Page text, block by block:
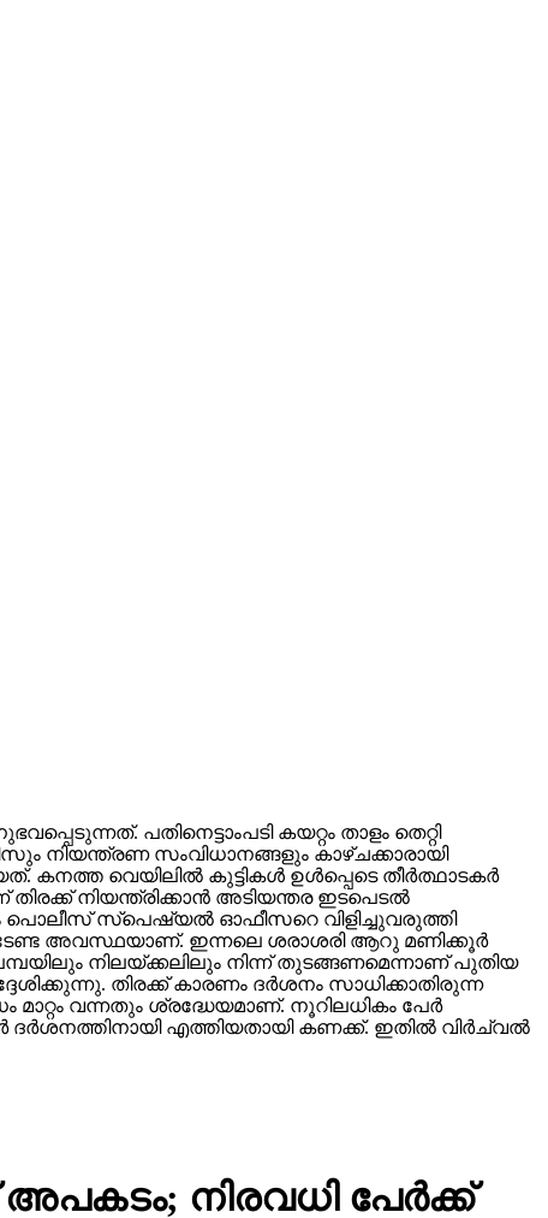
പതിനെട്ടാംപടി കയറ്റം താളം തെറ്റി
നിയന്ത്രണ സംവിധാനങ്ങളും കാഴ്ചക്കാരായി
കനത്ത വെയിലില്‍ കുട്ടികള്‍ ഉള്‍പ്പെടെ തീര്‍ത്ഥാടകര്‍
നിയന്ത്രിക്കാന്‍ അടിയന്തര ഇടപെടല്‍
പൊലീസ് സ്‌പെഷ്യല്‍ ഓഫീസറെ വിളിച്ചുവരുത്തി
അവസ്ഥയാണ്. ഇന്നലെ ശരാശരി ആറു മണിക്കൂര്‍
നിലയ്ക്കലിലും നിന്ന് തുടങ്ങണമെന്നാണ് പുതിയ
തിരക്ക് കാരണം ദര്‍ശനം സാധിക്കാതിരുന്ന
വന്നതും ശ്രദ്ധേയമാണ്. നൂറിലധികം പേര്‍
ദര്‍ശനത്തിനായി എത്തിയതായി കണക്ക്. ഇതില്‍ വിര്‍ച്വല്‍
നിരവധി പേര്‍ക്ക്